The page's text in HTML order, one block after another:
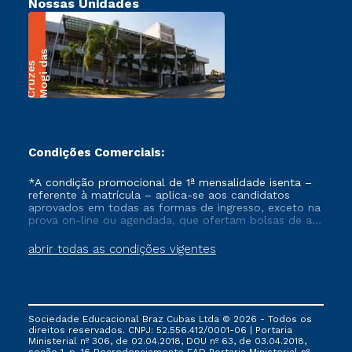
Nossas Unidades
M
o
g
i
da
s
C
r
u
z
e
s
Condições Comerciais:
abrir todas as condições vigentes
*A condição promocional de 1ª mensalidade isenta –
referente à matrícula – aplica-se aos candidatos
aprovados em todas as formas de ingresso, exceto na
prova on-line ou agendada, que ofertam bolsas de até
vigente, que ainda não tenham efetivado e/ou não
tenham cancelado ou trancado sua matrícula em uma
via FIES, Prouni e outros programas governamentais, e
não se acumula com nenhuma outra campanha
ofertada pela Instituição.
Sociedade Educacional Braz Cubas Ltda © 2026 - Todos os
direitos reservados. CNPJ: 52.556.412/0001-06 | Portaria
Ministerial nº 306, de 02.04.2018, DOU nº 63, de 03.04.2018,